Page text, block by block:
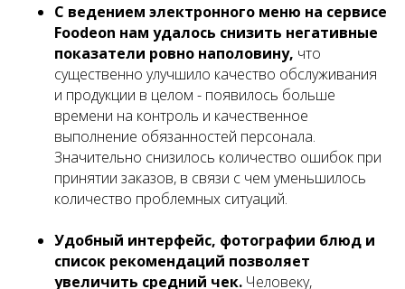
С ведением электронного меню на сервисе
Foodeon нам удалось снизить негативные
показатели ровно наполовину, что
существенно улучшило качество обслуживания
и продукции в целом - появилось больше
времени на контроль и качественное
выполнение обязанностей персонала.
Значительно снизилось количество ошибок при
принятии заказов, в связи с чем уменьшилось
количество проблемных ситуаций.
Удобный интерфейс, фотографии блюд и
список рекомендаций позволяет
увеличить средний чек. Человеку,